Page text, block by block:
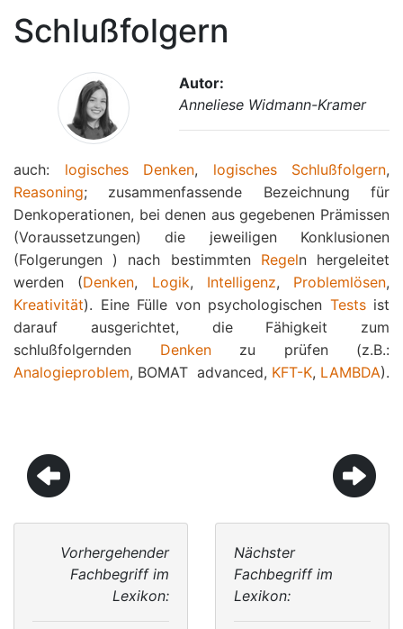
Schlußfolgern
Autor:
Anneliese Widmann-Kramer
auch: logisches Denken, logisches Schlußfolgern,
Reasoning; zusammenfassende Bezeichnung für
Denkoperationen, bei denen aus gegebenen Prämissen
(Voraussetzungen) die jeweiligen Konklusionen
(Folgerungen ) nach bestimmten Regeln hergeleitet
werden (Denken, Logik, Intelligenz, Problemlösen,
Kreativität). Eine Fülle von psychologischen Testsist
darauf ausgerichtet, die Fähigkeit zum
schlußfolgernden Denkenzu prüfen (z.B.:
Analogieproblem, BOMAT  advanced, KFT-K, LAMBDA).
Vorhergehender
Fachbegriff im
Lexikon:
Nächster
Fachbegriff im
Lexikon: